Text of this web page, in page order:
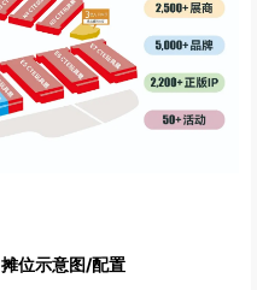
位示意图/配置